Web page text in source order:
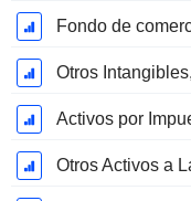
Fondo de
Otros
Activos por
Otros Activos a